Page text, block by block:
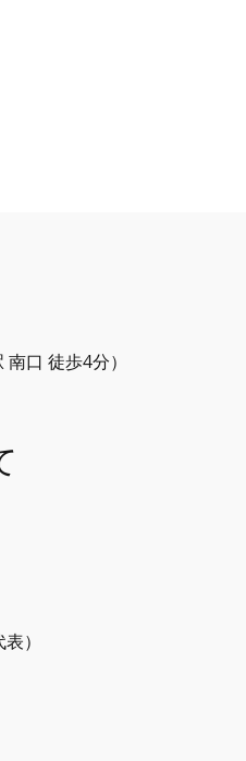
口 徒歩4分）
）